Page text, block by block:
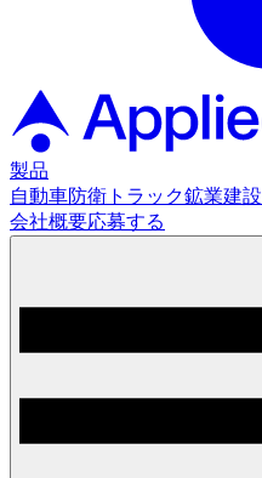
製品
自動車防衛 トラック鉱業建設
会社概要応募する